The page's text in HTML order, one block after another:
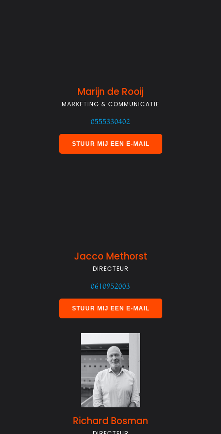
Marijn de Rooij
MARKETING & COMMUNICATIE
0555330402
STUUR MIJ EEN E-MAIL
Jacco Methorst
DIRECTEUR
0610952003
STUUR MIJ EEN E-MAIL
Richard Bosman